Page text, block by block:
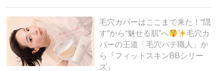
毛穴カバーはここまで来た！“隠
す”から“魅せる肌”へ
毛穴カ
バーの王道「毛穴パテ職人」か
ら『フィットスキンBBシリー
ズ』